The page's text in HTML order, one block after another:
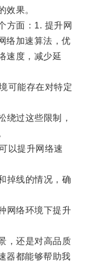
效果。
面：1. 提升网
络加速算法，优
速度，减少延
可能存在对特定
过这些限制，
以提升网络速
线的情况，确
络环境下提升
还是对高品质
器都能够帮助我